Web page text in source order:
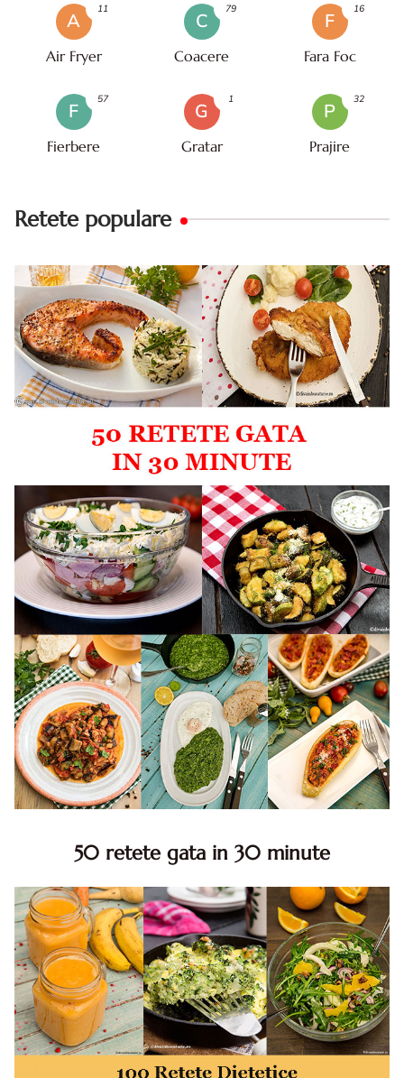
A
Air Fryer
11
C
Coacere
79
F
Fara Foc
16
F
Fierbere
57
G
Gratar
1
P
Prajire
32
Retete populare
50 retete gata in 30 minute
minute. Retete rapide. Retete rapide de mancare. Idei
retete mancare rapid